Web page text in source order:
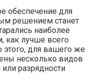
обеспечение для
решением станет
наиболее
как лучше всего
для вашего же
несколько видов
разрядности